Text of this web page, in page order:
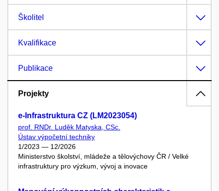
Školitel
Kvalifikace
Publikace
Projekty
e-Infrastruktura CZ (LM2023054)
prof. RNDr. Luděk Matyska, CSc.
Ústav výpočetní techniky
1/2023 — 12/2026
Ministerstvo školství, mládeže a tělovýchovy ČR / Velké
infrastruktury pro výzkum, vývoj a inovace